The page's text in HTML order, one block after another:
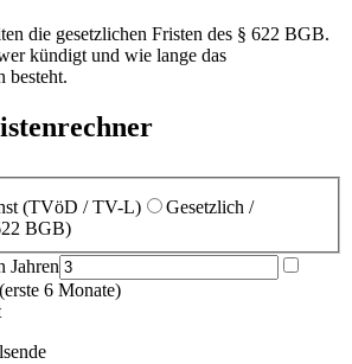
die gesetzlichen Fristen des § 622 BGB.
kündigt und wie lange das
besteht.
(TVöD / TV-L)
Gesetzlich /
BGB)
Jahren
6 Monate)